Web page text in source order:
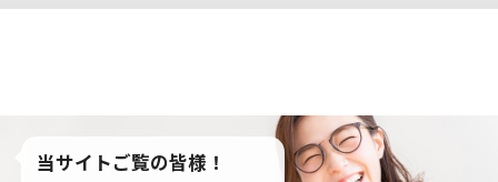
当サイトご覧の皆様！